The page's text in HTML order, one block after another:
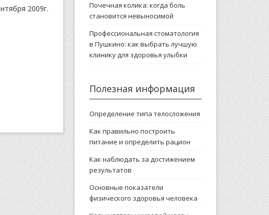
2009г.
Почечная колика: когда боль
становится невыносимой
Профессиональная стоматология
в Пушкино: как выбрать лучшую
клинику для здоровья улыбки
Полезная информация
Определение типа телосложения
Как правильно построить
питание и определить рацион
Как наблюдать за достижением
результатов
Основные показатели
физического здоровья человека